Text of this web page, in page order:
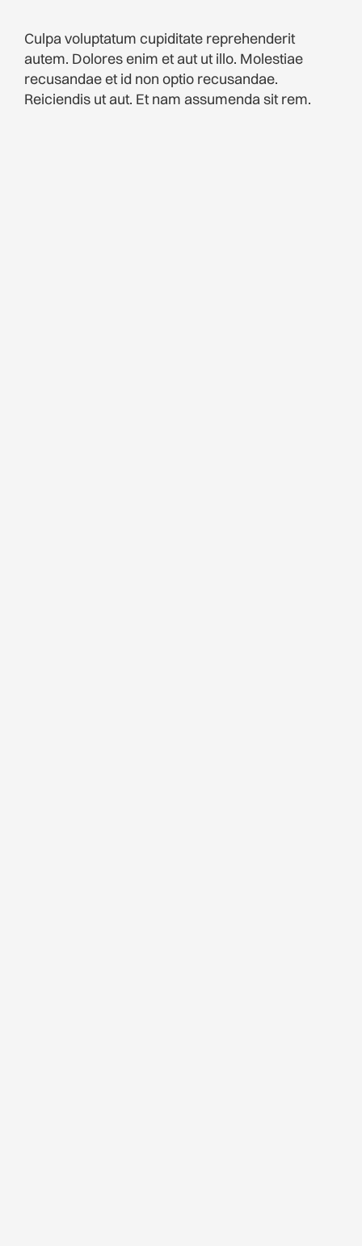
Culpa voluptatum cupiditate reprehenderit
autem. Dolores enim et aut ut illo. Molestiae
recusandae et id non optio recusandae.
Reiciendis ut aut. Et nam assumenda sit rem.